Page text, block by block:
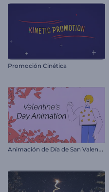
Promoción Cinética
A
nimación de Día de San Valentín